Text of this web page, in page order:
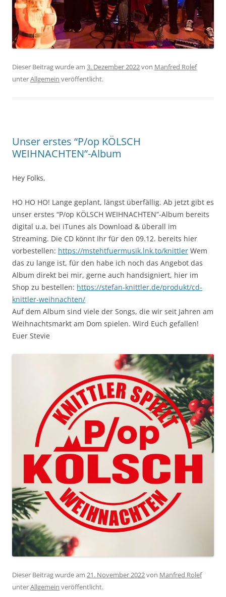
Dieser Beitrag wurde am 3. Dezember 2022von Manfred Rolef
unterAllgemein veröffentlicht.
Unser erstes “P/op KÖLSCH
WEIHNACHTEN”-Album
Hey Folks,
HO HO HO! Lange geplant, längst überfällig. Ab jetzt gibt es
unser erstes “P/op KÖLSCH WEIHNACHTEN”-Album bereits
digital u.a. bei iTunes als Download & überall im
Streaming. Die CD könnt Ihr für den 09.12. bereits hier
vorbestellen: https://mstehtfuermusik.lnk.to/knittler Wem
das zu lange ist, für den habe ich noch das Angebot das
Album direkt bei mir, gerne auch handsigniert, hier im
Shop zu bestellen: https://stefan-knittler.de/produkt/cd-
knittler-weihnachten/
Auf dem Album sind viele der Songs, die wir seit Jahren am
Weihnachtsmarkt am Dom spielen. Wird Euch gefallen!
Euer Stevie
Dieser Beitrag wurde am 21. November 2022von Manfred Rolef
unterAllgemein veröffentlicht.